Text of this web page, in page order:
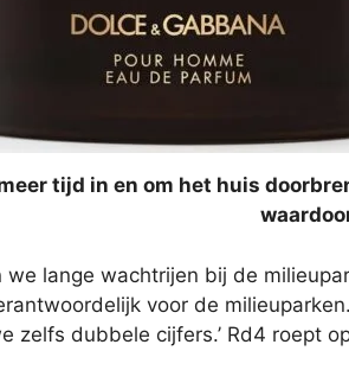
tijd in en om het huis
we lange wachtrijen bij de
voor de
zelfs dubbele cijfers.’ Rd4 roept